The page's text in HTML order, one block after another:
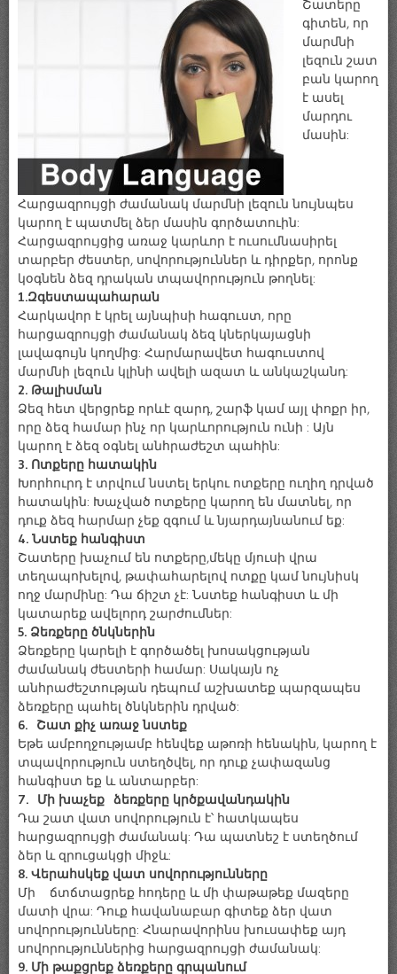
Շատերը
գիտեն, որ
մարմնի
լեզուն շատ
բան կարող
է ասել
մարդու
մասին:
Հարցազրույցի ժամանակ մարմնի լեզուն նույնպես
կարող է պատմել ձեր մասին գործատուին:
Հարցազրույցից առաջ կարևոր է ուսումնասիրել
տարբեր ժեստեր, սովորություններ և դիրքեր, որոնք
կօգնեն ձեզ դրական տպավորություն թողնել:
1.Զգեստապահարան
Հարկավոր է կրել այնպիսի հագուստ, որը
հարցազրույցի ժամանակ ձեզ կներկայացնի
լավագույն կողմից: Հարմարավետ հագուստով
մարմնի լեզուն կլինի ավելի ազատ և անկաշկանդ:
2. Թալիսման
Ձեզ հետ վերցրեք որևէ զարդ, շարֆ կամ այլ փոքր իր,
որը ձեզ համար ինչ որ կարևորություն ունի : Այն
կարող է ձեզ օգնել անհրաժեշտ պահին:
3. Ոտքերը հատակին
Խորհուրդ է տրվում նստել երկու ոտքերը ուղիղ դրված
հատակին: Խաչված ոտքերը կարող են մատնել, որ
դուք ձեզ հարմար չեք զգում և նյարդայնանում եք:
4. Նստեք հանգիստ
Շատերը խաչում են ոտքերը,մեկը մյուսի վրա
տեղապոխելով, թափահարելով ոտքը կամ նույնիսկ
ողջ մարմինը: Դա ճիշտ չէ: Նստեք հանգիստ և մի
կատարեք ավելորդ շարժումներ:
5. Ձեռքերը ծնկներին
Ձեռքերը կարելի է գործածել խոսակցության
ժամանակ ժեստերի համար: Սակայն ոչ
անհրաժեշտության դեպում աշխատեք պարզապես
ձեռքերը պահել ծնկներին դրված:
6. Շատ քիչ առաջ նստեք
Եթե ամբողջությամբ հենվեք աթոռի հենակին, կարող է
տպավորություն ստեղծվել, որ դուք չափազանց
հանգիստ եք և անտարբեր:
7. Մի խաչեք ձեռքերը կրծքավանդակին
Դա շատ վատ սովորություն է՝ հատկապես
հարցազրույցի ժամանակ: Դա պատնեշ է ստեղծում
ձեր և զրուցակցի միջև:
8. Վերահսկեք վատ սովորությունները
Մի ճտճտացրեք հոդերը և մի փաթաթեք մազերը
մատի վրա: Դուք հավանաբար գիտեք ձեր վատ
սովորությունները: Հնարավորինս խուսափեք այդ
սովորություններից հարցազրույցի ժամանակ:
9. Մի թաքցրեք ձեռքերը գրպանում